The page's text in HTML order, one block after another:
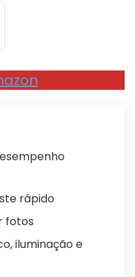
rápido
fotos
iluminação e